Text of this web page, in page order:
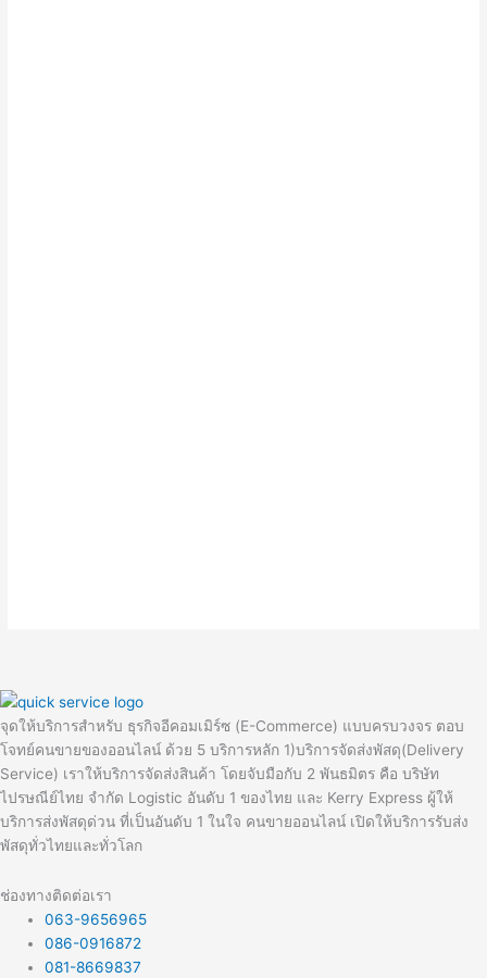
จุดให้บริการสำหรับ ธุรกิจอีคอมเมิร์ซ (E-Commerce) แบบครบวงจร ตอบ
โจทย์คนขายของออนไลน์ ด้วย 5 บริการหลัก 1)บริการจัดส่งพัสดุ(Delivery
Service) เราให้บริการจัดส่งสินค้า โดยจับมือกับ 2 พันธมิตร คือ บริษัท
ไปรษณีย์ไทย จำกัด Logistic อันดับ 1 ของไทย และ Kerry Express ผู้ให้
บริการส่งพัสดุด่วน ที่เป็นอันดับ 1 ในใจ คนขายออนไลน์ เปิดให้บริการรับส่ง
พัสดุทั่วไทยและทั่วโลก
ช่องทางติดต่อเรา
063-9656965
086-0916872
081-8669837